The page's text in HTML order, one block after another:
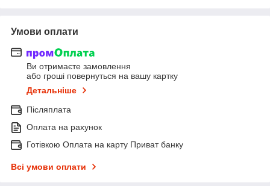
Умови оплати
Ви отримаєте замовлення
або гроші повернуться на вашу картку
Детальніше
Післяплата
Оплата на рахунок
Готівкою Оплата на карту Приват банку
Всі умови оплати